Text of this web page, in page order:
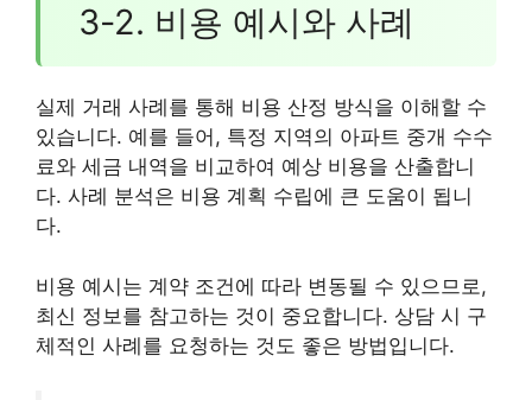
3-2. 비용 예시와 사례
실제 거래 사례를 통해 비용 산정 방식을 이해할 수
있습니다. 예를 들어, 특정 지역의 아파트 중개 수수
료와 세금 내역을 비교하여 예상 비용을 산출합니
다. 사례 분석은 비용 계획 수립에 큰 도움이 됩니
다.
비용 예시는 계약 조건에 따라 변동될 수 있으므로,
최신 정보를 참고하는 것이 중요합니다. 상담 시 구
체적인 사례를 요청하는 것도 좋은 방법입니다.